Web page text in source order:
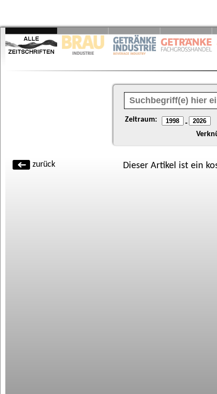
Zeitraum: -
zurück Dieser Artikel ist ein